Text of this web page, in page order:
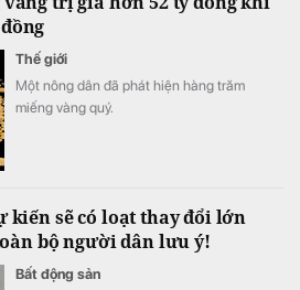
Thế giới
Một nông dân đã phát hiện hàng trăm
miếng vàng quý.
kiến sẽ có loạt thay đổi lớn
bộ người dân lưu ý!
Bất động sản